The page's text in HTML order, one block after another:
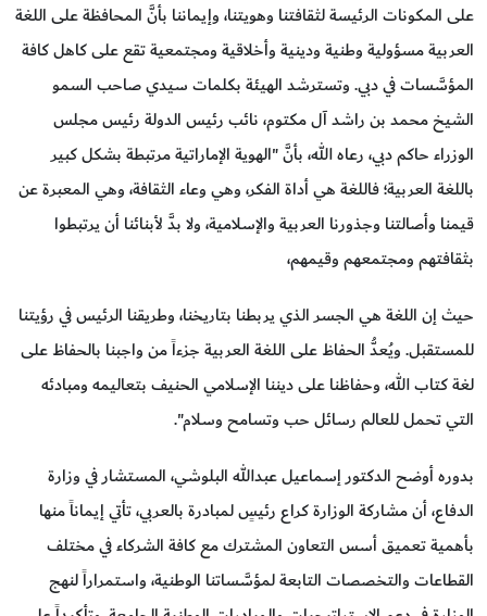
على المكونات الرئيسة لثقافتنا وهويتنا، وإيماننا بأنَّ المحافظة على اللغة
العربية مسؤولية وطنية ودينية وأخلاقية ومجتمعية تقع على كاهل كافة
المؤسَّسات في دبي. وتسترشد الهيئة بكلمات سيدي صاحب السمو
الشيخ محمد بن راشد آل مكتوم، نائب رئيس الدولة رئيس مجلس
الوزراء حاكم دبي، رعاه الله، بأنَّ "الهوية الإماراتية مرتبطة بشكل كبير
باللغة العربية؛ فاللغة هي أداة الفكر، وهي وعاء الثقافة، وهي المعبرة عن
قيمنا وأصالتنا وجذورنا العربية والإسلامية، ولا بدَّ لأبنائنا أن يرتبطوا
بثقافتهم ومجتمعهم وقيمهم،
حيث إن اللغة هي الجسر الذي يربطنا بتاريخنا، وطريقنا الرئيس في رؤيتنا
للمستقبل. ويُعدُّ الحفاظ على اللغة العربية جزءاً من واجبنا بالحفاظ على
لغة كتاب الله، وحفاظنا على ديننا الإسلامي الحنيف بتعاليمه ومبادئه
التي تحمل للعالم رسائل حب وتسامح وسلام".
بدوره أوضح الدكتور إسماعيل عبدالله البلوشي، المستشار في وزارة
الدفاع، أن مشاركة الوزارة كراع رئيسٍ لمبادرة بالعربي، تأتي إيماناً منها
بأهمية تعميق أسس التعاون المشترك مع كافة الشركاء في مختلف
القطاعات والتخصصات التابعة لمؤسَّساتنا الوطنية، واستمراراً لنهج